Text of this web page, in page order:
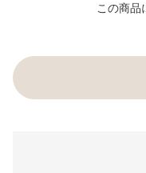
この商品